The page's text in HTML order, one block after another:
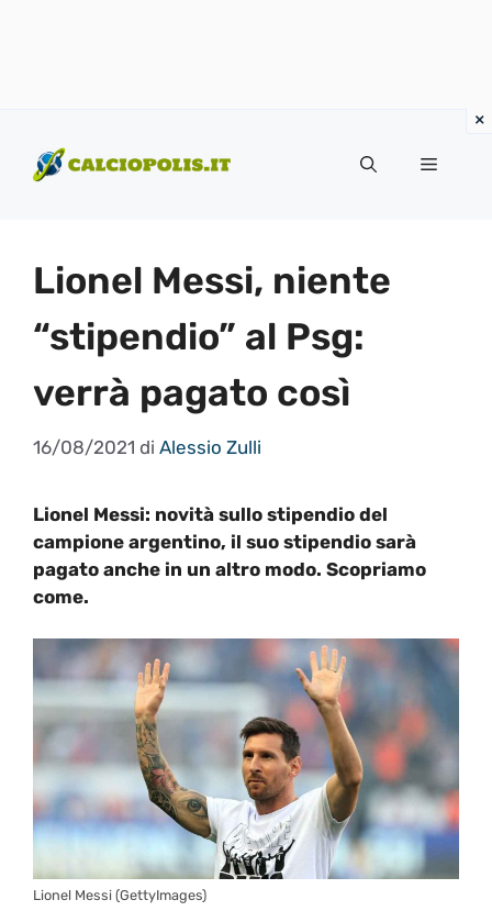
contenuto
Menu
Lionel Messi, niente
“stipendio” al Psg:
verrà pagato così
16/08/2021 di Alessio Zulli
Lionel Messi: novità sullo stipendio del
campione argentino, il suo stipendio sarà
pagato anche in un altro modo. Scopriamo
come.
Lionel Messi (GettyImages)